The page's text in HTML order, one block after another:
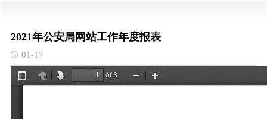
2021年公安局网站工作年度报表
01-17